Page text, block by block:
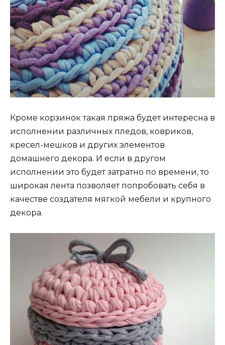
Кроме корзинок такая пряжа будет интересна в
исполнении различных пледов, ковриков,
кресел-мешков и других элементов
домашнего декора. И если в другом
исполнении это будет затратно по времени, то
широкая лента позволяет попробовать себя в
качестве создателя мягкой мебели и крупного
декора.